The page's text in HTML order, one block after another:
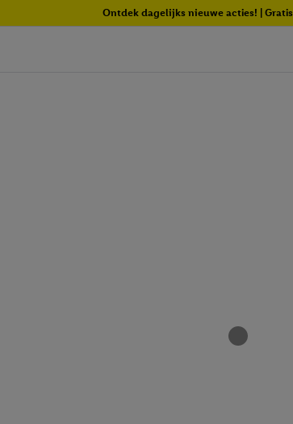
Ontdek dagelijks nieuwe acties! |